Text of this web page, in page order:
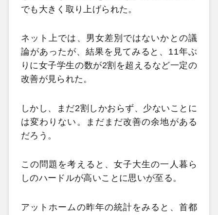
でも大きく取り上げられた。
ネット上では、男女差別ではないかとの議
論があったが、結果を見てみると、11年ぶ
りに女子学生の数が2割を超えるなど一定の
改善が見られた。
しかし、まだ2割しかおらず、少ないことに
は変わりない。まだまだ改善の余地がある
だろう。
この問題を考えると、女子大生の一人暮ら
しのハードルが高いことに思いが至る。
アットホームの昨年の統計をみると、首都